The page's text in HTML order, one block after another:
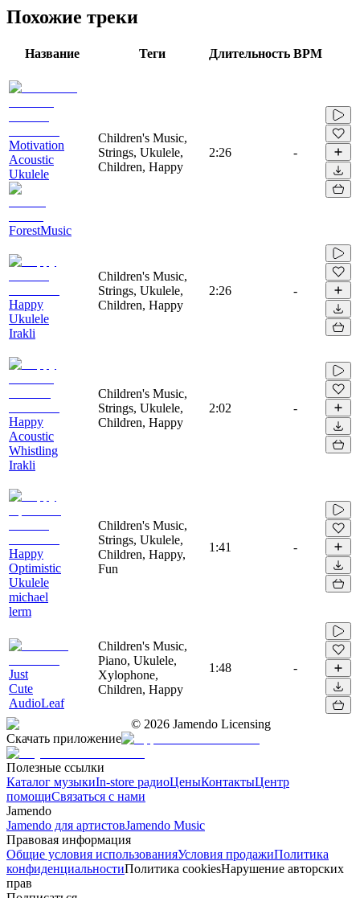
Похожие треки
Название Теги Длительность BPM
Motivation
Acoustic
Ukulele
ForestMusic
Children's Music,
Strings, Ukulele,
Children, Happy
2:26 -
Happy
Ukulele
Irakli
Children's Music,
Strings, Ukulele,
Children, Happy
2:26 -
Happy
Acoustic
Whistling
Irakli
Children's Music,
Strings, Ukulele,
Children, Happy
2:02 -
Happy
Optimistic
Ukulele
michael
lerm
Children's Music,
Strings, Ukulele,
Children, Happy,
Fun
1:41 -
Just
Cute
AudioLeaf
Children's Music,
Piano, Ukulele,
Xylophone,
Children, Happy
1:48 -
© 2026 Jamendo Licensing
Скачать приложение
Полезные ссылки
Каталог музыкиIn-store радиоЦеныКонтактыЦентр
помощиСвязаться с нами
Jamendo
Jamendo для артистовJamendo Music
Правовая информация
Общие условия использованияУсловия продажиПолитика
конфиденциальностиПолитика cookiesНарушение авторских
прав